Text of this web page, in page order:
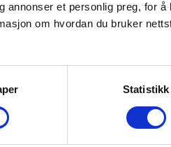
annonser et personlig preg, for
om hvordan du bruker
Statistikk